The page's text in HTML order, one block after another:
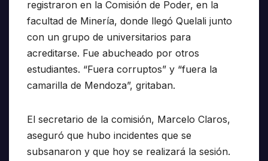
registraron en la Comisión de Poder, en la
facultad de Minería, donde llegó Quelali junto
con un grupo de universitarios para
acreditarse. Fue abucheado por otros
estudiantes. “Fuera corruptos” y “fuera la
camarilla de Mendoza”, gritaban.
El secretario de la comisión, Marcelo Claros,
aseguró que hubo incidentes que se
subsanaron y que hoy se realizará la sesión.